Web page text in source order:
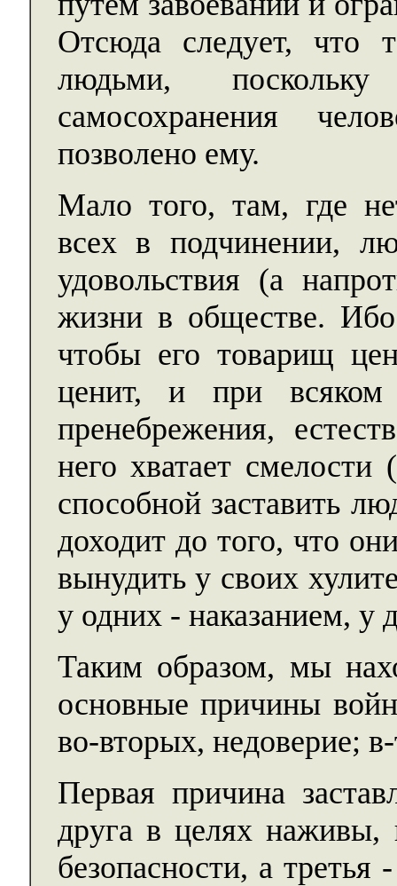
Отсюда следует, что
людьми,
самосохранения
позволено ему.
Мало того, там, где
всех в подчинении,
удовольствия (а
жизни в обществе.
чтобы его товарищ
ценит, и при всяком
пренебрежения,
него хватает
способной заставить
доходит до того, что
вынудить у своих
у одних - наказанием, у
Таким образом, мы
основные причины
во-вторых, недоверие;
Первая причина
друга в целях наживы,
безопасности, а